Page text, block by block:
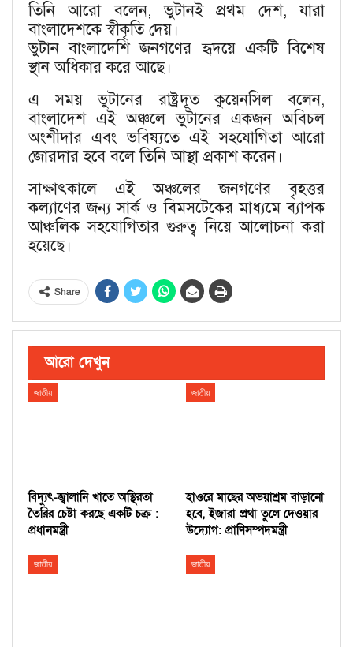
তিনি আরো বলেন, ভুটানই প্রথম দেশ, যারা
বাংলাদেশকে স্বীকৃতি দেয়।
ভুটান বাংলাদেশি জনগণের হৃদয়ে একটি বিশেষ
স্থান অধিকার করে আছে।
এ সময় ভুটানের রাষ্ট্রদূত কুয়েনসিল বলেন,
বাংলাদেশ এই অঞ্চলে ভুটানের একজন অবিচল
অংশীদার এবং ভবিষ্যতে এই সহযোগিতা আরো
জোরদার হবে বলে তিনি আস্থা প্রকাশ করেন।
সাক্ষাৎকালে এই অঞ্চলের জনগণের বৃহত্তর
কল্যাণের জন্য সার্ক ও বিমসটেকের মাধ্যমে ব্যাপক
আঞ্চলিক সহযোগিতার গুরুত্ব নিয়ে আলোচনা করা
হয়েছে।
Share
আরো দেখুন
জাতীয়
বিদ্যুৎ-জ্বালানি খাতে অস্থিরতা
তৈরির চেষ্টা করছে একটি চক্র :
প্রধানমন্ত্রী
জাতীয়
হাওরে মাছের অভয়াশ্রম বাড়ানো
হবে, ইজারা প্রথা তুলে দেওয়ার
উদ্যোগ: প্রাণিসম্পদমন্ত্রী
জাতীয় জাতীয়